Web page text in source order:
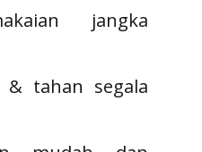
jangka
tahan segala